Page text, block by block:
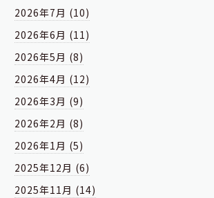
2026年7月 (10)
2026年6月 (11)
2026年5月 (8)
2026年4月 (12)
2026年3月 (9)
2026年2月 (8)
2026年1月 (5)
2025年12月 (6)
2025年11月 (14)